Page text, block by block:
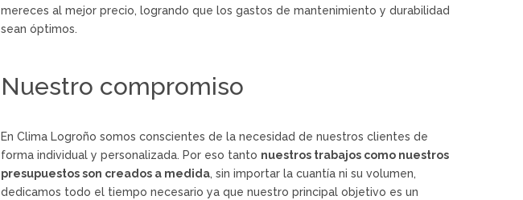
mereces al mejor precio, logrando que los gastos de mantenimiento y durabilidad
sean óptimos.
Nuestro compromiso
En Clima Logroño somos conscientes de la necesidad de nuestros clientes de
forma individual y personalizada. Por eso tanto nuestros trabajos como nuestros
presupuestos son creados a medida, sin importar la cuantía ni su volumen,
dedicamos todo el tiempo necesario ya que nuestro principal objetivo es un